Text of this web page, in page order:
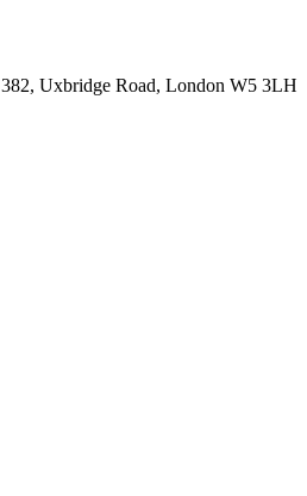
382, Uxbridge Road, London W5 3LH